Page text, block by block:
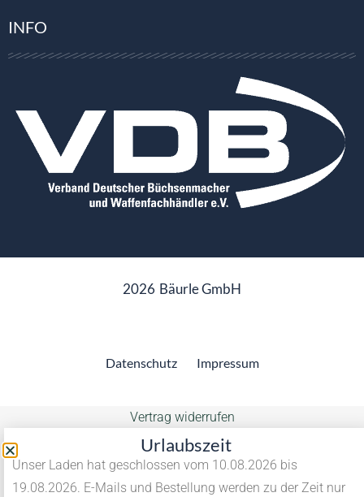
INFO
2026 Bäurle GmbH
Datenschutz Impressum
Vertrag widerrufen
Urlaubszeit
Unser Laden hat geschlossen vom 10.08.2026 bis
19.08.2026. E-Mails und Bestellung werden zu der Zeit nur